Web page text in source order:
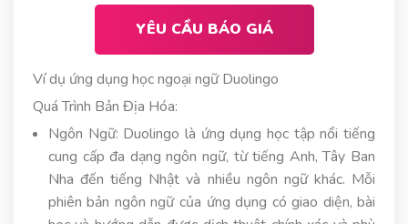
YÊU CẦU BÁO GIÁ
Ví dụ ứng dụng học ngoại ngữ Duolingo
Quá Trình Bản Địa Hóa:
Ngôn Ngữ: Duolingo là ứng dụng học tập nổi tiếng
cung cấp đa dạng ngôn ngữ, từ tiếng Anh, Tây Ban
Nha đến tiếng Nhật và nhiều ngôn ngữ khác. Mỗi
phiên bản ngôn ngữ của ứng dụng có giao diện, bài